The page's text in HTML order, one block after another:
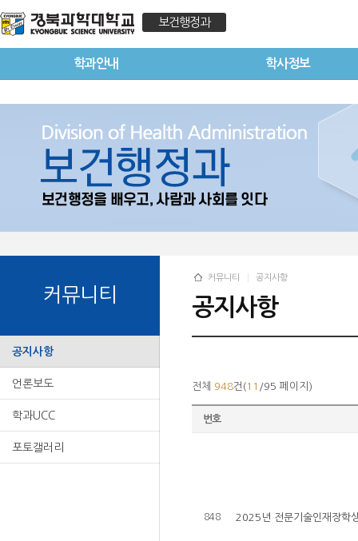
보건행정과
학과안내 학사정보
커뮤니티
공지사항
언론보도
학과UCC
포토갤러리
커뮤니티 공지사항
공지사항
전체 948건(11 /95 페이지)
번호
848 2025년 전문기술인재장학